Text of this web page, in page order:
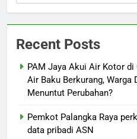
Recent Posts
PAM Jaya Akui Air Kotor
Air Baku Berkurang,
Menuntut Perubahan?
Pemkot Palangka Raya
data pribadi ASN